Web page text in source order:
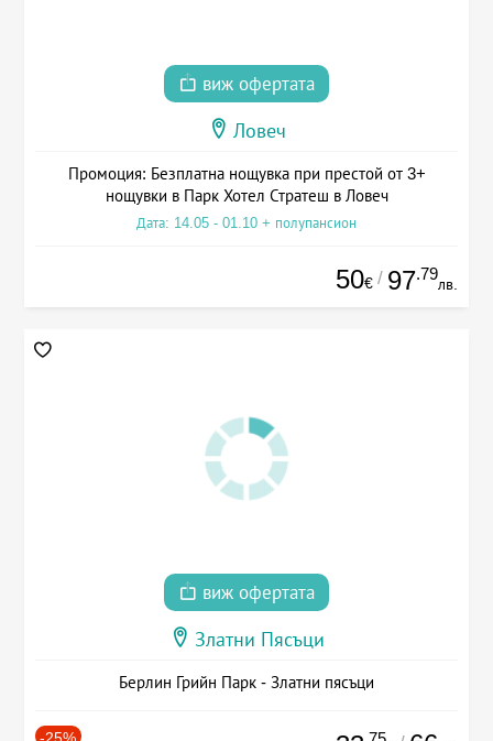
виж офертата
Ловеч
Промоция: Безплатна нощувка при престой от 3+
нощувки в Парк Хотел Стратеш в Ловеч
Дата: 14.05 - 01.10 + полупансион
50€ / 97.79
лв.
виж офертата
Златни Пясъци
Берлин Грийн Парк - Златни пясъци